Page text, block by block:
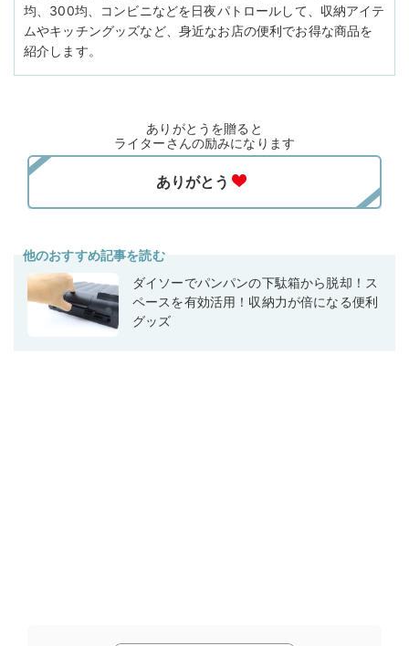
均、300均、コンビニなどを日夜パトロールして、収納アイテ
ムやキッチングッズなど、身近なお店の便利でお得な商品を
紹介します。
ありがとうを贈ると
ライターさんの励みになります
他のおすすめ記事を読む
ダイソーでパンパンの下駄箱から脱却！ス
ペースを有効活用！収納力が倍になる便利
グッズ